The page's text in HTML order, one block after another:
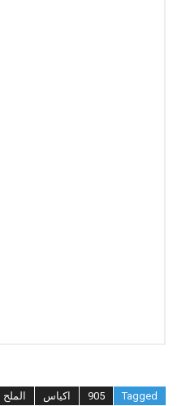
Tagged
905 اكياس الملح